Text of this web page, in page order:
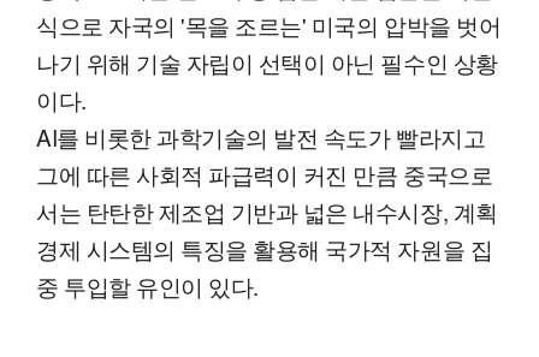
식으로 자국의 '목을 조르는' 미국의 압박을 벗어
나기 위해 기술 자립이 선택이 아닌 필수인 상황
이다.
AI를 비롯한 과학기술의 발전 속도가 빨라지고
그에 따른 사회적 파급력이 커진 만큼 중국으로
서는 탄탄한 제조업 기반과 넓은 내수시장, 계획
경제 시스템의 특징을 활용해 국가적 자원을 집
중 투입할 유인이 있다.